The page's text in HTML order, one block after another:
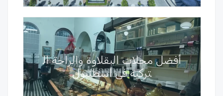
أفضل محلات البقلاوة والراحة ال
تركية في اسطنبول